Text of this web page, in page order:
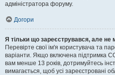
адміністратора форуму.
Догори
Я тільки що зареєструвався, але не
Перевірте свої ім'я користувача та
варіанти. Якщо включена підтримка
вам менше 13 років, дотримуйтесь
вимагається, щоб усі зареєстровані